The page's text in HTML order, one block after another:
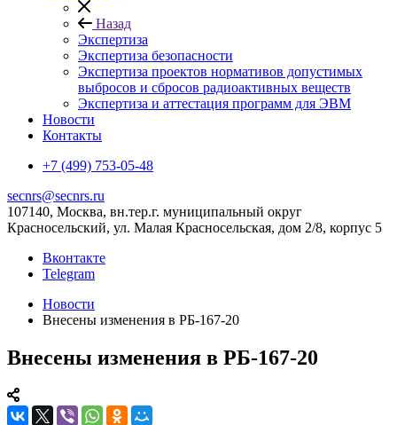
Назад
Экспертиза
Экспертиза безопасности
Экспертиза проектов нормативов допустимых
выбросов и сбросов радиоактивных веществ
Экспертиза и аттестация программ для ЭВМ
Новости
Контакты
+7 (499) 753-05-48
secnrs@secnrs.ru
107140, Москва, вн.тер.г. муниципальный округ
Красносельский, ул. Малая Красносельская, дом 2/8, корпус 5
Вконтакте
Telegram
Новости
Внесены изменения в РБ-167-20
Внесены изменения в РБ-167-20